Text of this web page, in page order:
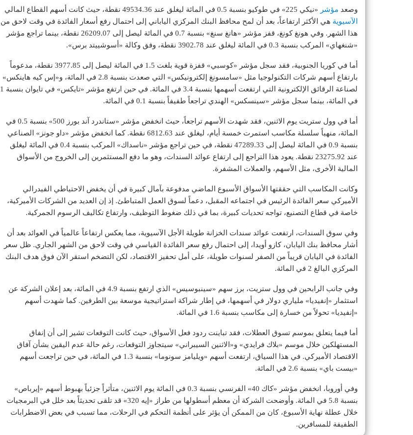
وصعد مؤشر «نيكي 225» في طوكيو بنسبة 0.5 في المائة ليغلق عند 49534.36 نقطة، حيث كانت أسهم القطاع المالي
الآسيوية هي الأكثر ارتفاعاً، بعد أن لمح محافظ البنك المركزي الياباني إلى احتمال رفع أسعار الفائدة في وقت لاحق من
هذا الشهر. وفي هونغ كونغ، قفز مؤشر «هانغ سنغ» بنسبة 0.7 في المائة ليصل إلى 26209.07 نقطة، بينما تراجع مؤشر
«شنغهاي» المركب بنسبة 0.3 في المائة ليغلق عند 3902.78 نقطة، وفق وكالة «أسوشييتد برس».
أما في كوريا الجنوبية، فقد سجل مؤشر «كوسبي» قفزة قوية بلغت 1.5 في المائة ليصل إلى 3977.85 نقطة، مدعوماً
بارتفاع أسهم شركات التكنولوجيا مثل «سامسونغ إلكترونيكس» التي صعدت بنسبة 2.8 في المائة، و«إس كيه هاينكس»
لصناعة الرقائق الإلكترونية التي ارتفعت أسهمها بنسبة 3.4 في المائة. في حين ارتفع مؤشر «تايكس» في تايوان بنسبة 1
في المائة، بينما سجل مؤشر «سينسكس» الهندي تراجعاً طفيفاً بنسبة 0.1 في المائة.
أما في وول ستريت يوم الاثنين، فقد شهدت الأسهم تراجعاً، حيث انخفض مؤشر «ستاندرد آند بورز 500» بنسبة 0.5 في
المائة، منهياً سلسلة مكاسب استمرت خمسة أيام، ليغلق عند 6812.63 نقطة. كما انخفض مؤشر «داو جونز» الصناعي
بنسبة 0.9 في المائة ليصل إلى 47289.33 نقطة، في حين تراجع مؤشر «ناسداك» المركب بنسبة 0.4 في المائة ليغلق
عند 23275.92 نقطة. يعود هذا التراجع إلى ارتفاع عوائد السندات، وهو ما دفع المستثمرين إلى الخروج من الأسواق
المالية الأخرى، مثل الأسهم، والعملات المشفرة.
وكانت المكاسب التي حققتها الأسواق الأسبوع الماضي مدفوعة بآمال كبيرة في أن يخفض الاحتياطي الفيدرالي
الأميركي سعر الفائدة الرئيس في اجتماعه المقبل، دعماً لسوق العمل المتباطئ. إذ إن العديد من الشركات الأميركية،
خاصة في قطاع التصنيع، تواجه تحديات كبيرة، بما في ذلك ضغوط التوظيف، وارتفاع تكاليف الرسوم الجمركية.
وفي سوق السندات، ارتفعت عوائد سندات الخزانة طويلة الأجل الآسيوية، مما يعكس ارتفاعاً عالمياً في العوائد بعد أن
أشار محافظ بنك اليابان، كازو أويدا، إلى احتمال رفع سعر الفائدة القياسي في وقت لاحق من الشهر الجاري. ظل سعر
الفائدة في اليابان قريباً من الصفر لسنوات طويلة، على أمل تحفيز الاقتصاد، لكن التضخم استقر الآن فوق هدف البنك
المركزي البالغ 2 في المائة.
وفي جانب الرابحين في وول ستريت، برز سهم «سينبوسيس» الذي ارتفع بنسبة 4.9 في المائة، بعد إعلان الشركة عن
استثمار «إنفيديا» ملياري دولار في أسهمها، في إطار شراكة استراتيجية موسعة بين الطرفين. كما شهدت أسهم
«إنفيديا» تحولاً من خسارة إلى مكاسب بنسبة 1.6 في المائة.
أما فيما يتعلق بموسم تسوق العطلات، فقد تباينت ردود فعل الأسواق، حيث كانت التوقعات تشير إلى أن إنفاق
المستهلكين خلال موسم «بلاك فرايدي» و«الاثنين السيبراني» سيتجاوز التوقعات، رغم حالة عدم اليقين بشأن آفاق
الاقتصاد الأميركي. في هذا السياق، ارتفعت أسهم «ويليامز سونوما» بنسبة 1.3 في المائة، في حين تراجعت أسهم
«بيست باي» بنسبة 2.6 في المائة.
وفي أوروبا، انخفض مؤشر «كاك 40» الفرنسي بنسبة 0.3 في المائة يوم الاثنين، متأثراً جزئياً بهبوط أسهم «إيرباص»
بنسبة 5.8 في المائة. وأوضحت الشركة أن معظم أسطولها من طراز «إيه 320» قد تلقى تحديثاً بعد خلل في البرمجيات
خلال عطلة نهاية الأسبوع، كان من الممكن أن يؤثر على أنظمة التحكم في الرحلات، مما تسبب في بعض الاضطرابات
الطفيفة للمسافرين.